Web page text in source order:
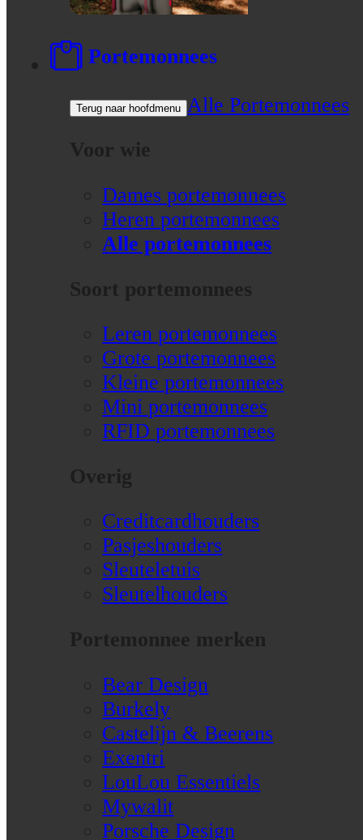
Portemonnees
Terug naar hoofdmenu Alle Portemonnees
Voor wie
Dames portemonnees
Heren portemonnees
Alle portemonnees
Soort portemonnees
Leren portemonnees
Grote portemonnees
Kleine portemonnees
Mini portemonnees
RFID portemonnees
Overig
Creditcardhouders
Pasjeshouders
Sleuteletuis
Sleutelhouders
Portemonnee merken
Bear Design
Burkely
Castelijn & Beerens
Exentri
LouLou Essentiels
Mywalit
Porsche Design